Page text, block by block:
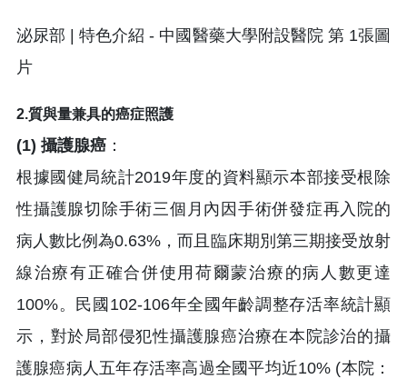
2.質與量兼具的癌症照護
(1) 攝護腺癌 ：
根據國健局統計2019年度的資料顯示本部接受根除
性攝護腺切除手術三個月內因手術併發症再入院的
病人數比例為0.63%，而且臨床期別第三期接受放射
線治療有正確合併使用荷爾蒙治療的病人數更達
100%。民國102-106年全國年齡調整存活率統計顯
示，對於局部侵犯性攝護腺癌治療在本院診治的攝
護腺癌病人五年存活率高過全國平均近10% (本院：